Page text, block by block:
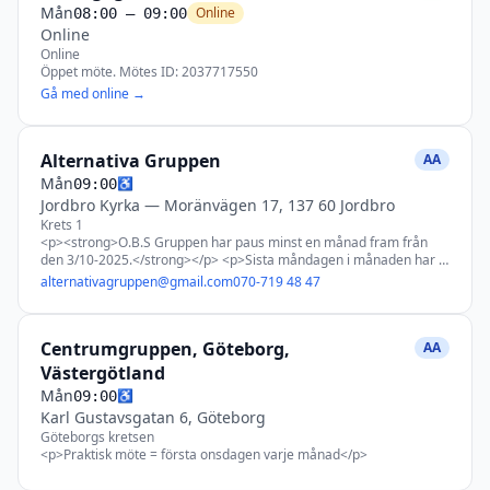
Mån08:00 – 09:00 Online
Online
Online
Öppet möte. Mötes ID: 2037717550
Gå med online →
Alternativa Gruppen AA
Mån09:00♿
Jordbro Kyrka — Moränvägen 17, 137 60 Jordbro
Krets 1
<p><strong>O.B.S Gruppen har paus minst en månad fram från
den 3/10-2025.</strong></p> <p>Sista måndagen i månaden har vi
öppet möte</p>
alternativagruppen@gmail.com070-719 48 47
Centrumgruppen, Göteborg,
Västergötland
AA
Mån09:00♿
Karl Gustavsgatan 6, Göteborg
Göteborgs kretsen
<p>Praktisk möte = första onsdagen varje månad</p>